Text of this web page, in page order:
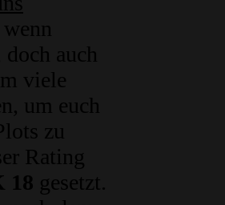
auch
viele
um euch
zu
Rating
18 gesetzt.